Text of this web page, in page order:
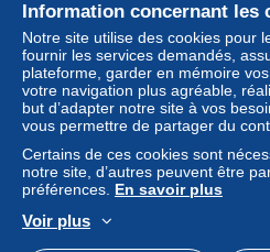
Information concernant les
Notre site utilise des cookies pour
fournir les services demandés,
plateforme, garder en mémoire
votre navigation plus agréable,
but d’adapter notre site à vos
vous permettre de partager du
Certains de ces cookies sont
notre site, d’autres peuvent être
préférences. En savoir plus
Voir plus
Acheter sur Delcampe
Vendre sur Delcampe
Un site sécurisé